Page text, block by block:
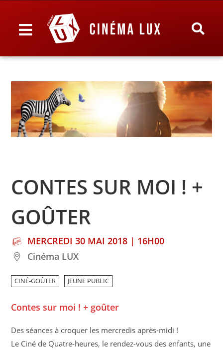
CONTES SUR MOI ! +
GOÛTER
MERCREDI 30 MAI 2018 | 16H00
Cinéma LUX
CINÉ-GOÛTER JEUNE PUBLIC
Contes sur moi ! + goûter
Des séances à croquer les mercredis après-midi !
Le Ciné de Quatre-heures, le rendez-vous des enfants, une